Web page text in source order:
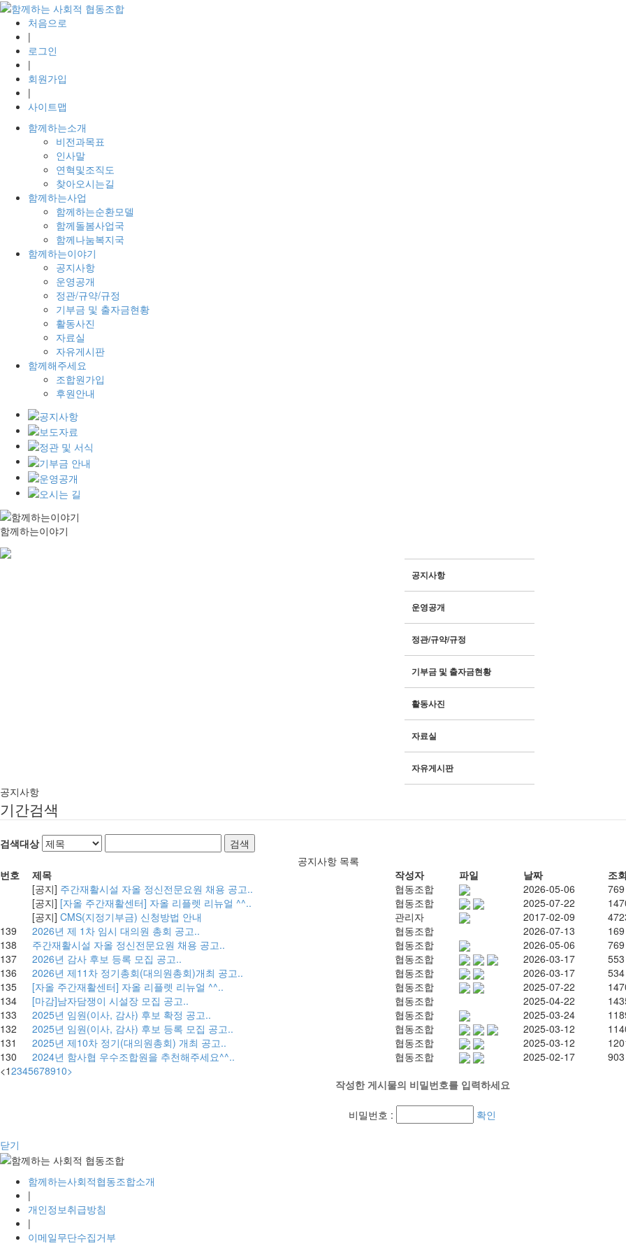
처음으로
|
로그인
|
회원가입
|
사이트맵
함께하는소개
비전과목표
인사말
연혁및조직도
찾아오시는길
함께하는사업
함께하는순환모델
함께돌봄사업국
함께나눔복지국
함께하는이야기
공지사항
운영공개
정관/규약/규정
기부금 및 출자금현황
활동사진
자료실
자유게시판
함께해주세요
조합원가입
후원안내
함께하는이야기
공지사항
운영공개
정관/규약/규정
기부금 및 출자금현황
활동사진
자료실
자유게시판
공지사항
기간검색
검색대상
공지사항 목록
번호
제목 작성자 파일 날짜
조
[공지] 주간재활시설 자올 정신전문요원 채용 공고.. 협동조합 2026-05-06
769
[공지] [자올 주간재활센터] 자올 리플렛 리뉴얼 ^^.. 협동조합 2025-07-22
[공지] CMS(지정기부금) 신청방법 안내 관리자 2017-02-09
139
2026년 제 1차 임시 대의원 총회 공고.. 협동조합 2026-07-13
169
138
주간재활시설 자올 정신전문요원 채용 공고.. 협동조합 2026-05-06
769
137
2026년 감사 후보 등록 모집 공고.. 협동조합 2026-03-17
553
136
2026년 제11차 정기총회(대의원총회)개최 공고.. 협동조합 2026-03-17
534
135
[자올 주간재활센터] 자올 리플렛 리뉴얼 ^^.. 협동조합 2025-07-22
134
[마감]남자담쟁이 시설장 모집 공고.. 협동조합 2025-04-22
133
2025년 임원(이사, 감사) 후보 확정 공고.. 협동조합 2025-03-24
132
2025년 임원(이사, 감사) 후보 등록 모집 공고.. 협동조합 2025-03-12
131
2025년 제10차 정기(대의원총회) 개최 공고.. 협동조합 2025-03-12
130
2024년 함사협 우수조합원을 추천해주세요^^.. 협동조합 2025-02-17
903
<12345678910>
작성한 게시물의 비밀번호를 입력하세요
비밀번호 : 확인
닫기
함께하는사회적협동조합소개
|
개인정보취급방침
|
이메일무단수집거부